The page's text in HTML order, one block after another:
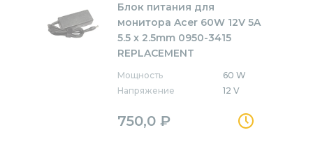
Блок питания для
монитора Acer 60W 12V 5A
5.5 x 2.5mm 0950-3415
REPLACEMENT
Мощность
60 W
Напряжение
12 V
750,0 ₽